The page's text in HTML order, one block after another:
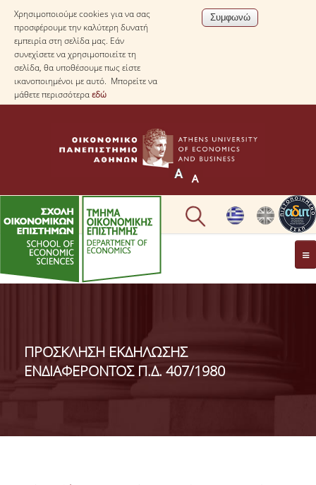
Χρησιμοποιούμε cookies για να σας
προσφέρουμε την καλύτερη δυνατή
εμπειρία στη σελίδα μας. Εάν
συνεχίσετε να χρησιμοποιείτε τη
σελίδα, θα υποθέσουμε πως είστε
ικανοποιημένοι με αυτό. Μπορείτε να
μάθετε περισσότεραεδώ
ΤΟ TΜΗΜΑ
ΔΙΟΙΚΗΣΗ ΤΟΥ ΤΜΗΜΑΤΟΣ
ΓΙΑ ΜΑΘΗΤΕΣ Γ' ΛΥΚΕΙΟΥ
ΠΡΟΣΚΛΗΣΗ ΕΚΔΗΛΩΣΗΣ
ΕΝΔΙΑΦΕΡΟΝΤΟΣ Π.Δ. 407/1980